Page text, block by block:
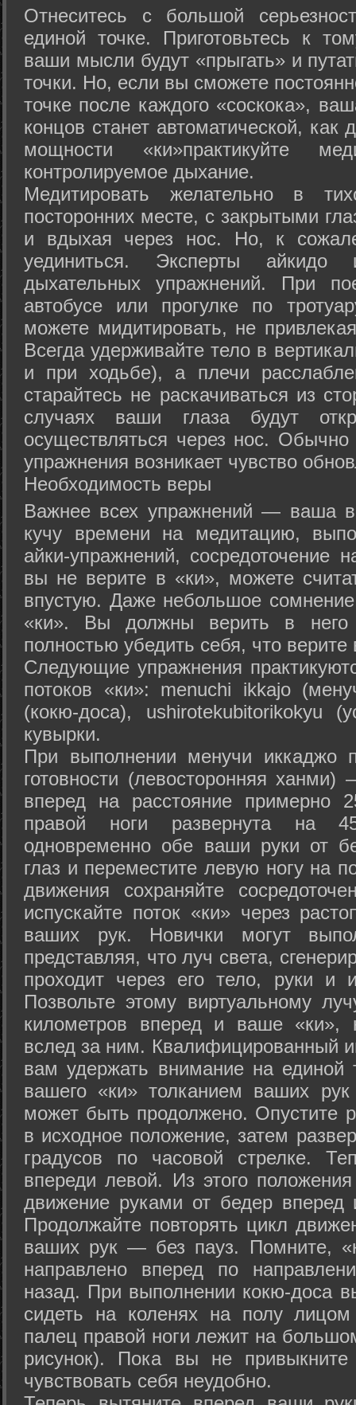
Отнеситесь с большой
единой точке. Приготовьтесь к
ваши мысли будут «прыгать» и
точки. Но, если вы сможете
точке после каждого «соскока»,
концов станет автоматической,
мощности «ки»практикуйте
контролируемое дыхание.
Медитировать желательно в
посторонних месте, с закрытыми
и вдыхая через нос. Но, к
уединиться. Эксперты айкидо
дыхательных упражнений. При
автобусе или прогулке по
можете мидитировать, не
Всегда удерживайте тело в
и при ходьбе), а плечи
старайтесь не раскачиваться из
случаях ваши глаза будут
осуществляться через нос. Обычно
упражнения возникает чувство
Необходимость веры
Важнее всех упражнений — ваша
кучу времени на медитацию,
айки-упражнений, сосредоточение
вы не верите в «ки», можете
впустую. Даже небольшое сомнение
«ки». Вы должны верить в
полностью убедить себя, что верите
Следующие упражнения
потоков «ки»: menuchi ikkajo
(кокю-доса), ushiro­tekubitori­kokyu
кувырки.
При выполнении менучи иккаджо
готовности (левосторонняя
вперед на расстояние примерно
правой ноги развернута на
одновременно обе ваши руки от
глаз и переместите левую ногу на
движения сохраняйте
испускайте поток «ки» через
ваших рук. Новички могут
представляя, что луч света,
проходит через его тело, руки и
Позвольте этому виртуальному
километров вперед и ваше «ки»,
вслед за ним. Квалифицированный
вам удержать внимание на единой
вашего «ки» толканием ваших
может быть продолжено. Опустите
в исходное положение, затем
градусов по часовой стрелке.
впереди левой. Из этого
движение руками от бедер вперед
Продолжайте повторять цикл
ваших рук — без пауз. Помните,
направлено вперед по
назад. При выполнении кокю-доса
сидеть на коленях на полу
палец правой ноги лежит на
рисунок). Пока вы не
чувствовать себя неудобно.